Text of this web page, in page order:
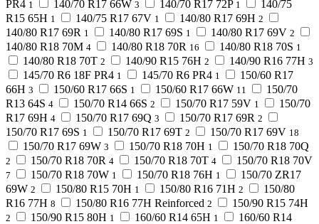
PR4 1 140/70 R17 66W 3 140/70 R17 72P 1
140/75
R15 65H 1 140/75 R17 67V 1 140/80 R17 69H 2
140/80 R17 69R 1 140/80 R17 69S 1 140/80 R17 69V 2
140/80 R18 70M 4 140/80 R18 70R 16 140/80 R18 70S 1
140/80 R18 70T 2 140/90 R15 76H 2 140/90 R16 77H 3
145/70 R6 18F PR4 1 145/70 R6 PR4 1
150/60 R17
66H 3 150/60 R17 66S 1 150/60 R17 66W 11
150/70
R13 64S 4 150/70 R14 66S 2 150/70 R17 59V 1
150/70
R17 69H 4 150/70 R17 69Q 3 150/70 R17 69R 2
150/70 R17 69S 1 150/70 R17 69T 2 150/70 R17 69V 18
150/70 R17 69W 3 150/70 R18 70H 1 150/70 R18 70Q
2 150/70 R18 70R 4 150/70 R18 70T 4 150/70 R18 70V
7 150/70 R18 70W 1 150/70 R18 76H 1
150/70 ZR17
69W 2 150/80 R15 70H 1 150/80 R16 71H 2
150/80
R16 77H 8 150/80 R16 77H Reinforced 2 150/90 R15 74H
2 150/90 R15 80H 1 160/60 R14 65H 1
160/60 R14